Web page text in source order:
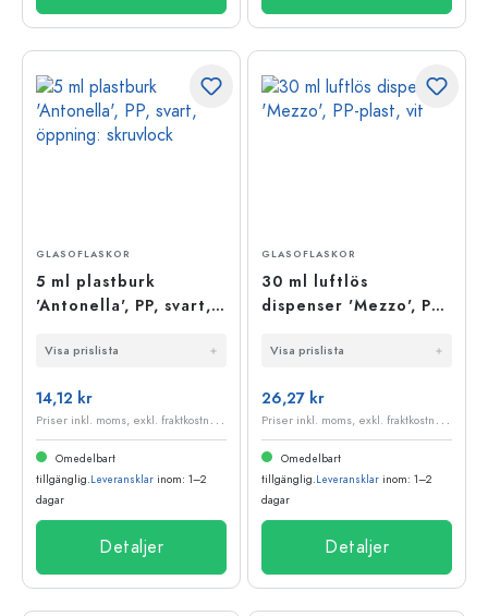
GLASOFLASKOR
5 ml plastburk
'Antonella', PP, svart,
Visa prislista
14,12 kr
P
riser inkl. moms, exkl. fraktkostnader
Omedelbart
tillgänglig.Leveransklar inom: 1–2
dagar
Detaljer
GLASOFLASKOR
30 ml luftlös
dispenser 'Mezzo', PP-
Visa prislista
26,27 kr
P
riser inkl. moms, exkl. fraktkostnader
Omedelbart
tillgänglig.Leveransklar inom: 1–2
dagar
Detaljer